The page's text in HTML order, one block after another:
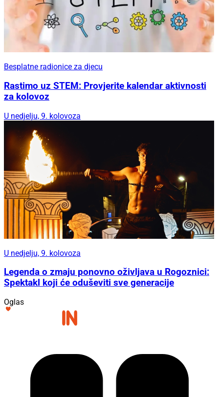
Besplatne radionice za djecu
Rastimo uz STEM: Provjerite kalendar aktivnosti
za kolovoz
U nedjelju, 9. kolovoza
U nedjelju, 9. kolovoza
Legenda o zmaju ponovno oživljava u Rogoznici:
Spektakl koji će oduševiti sve generacije
Oglas